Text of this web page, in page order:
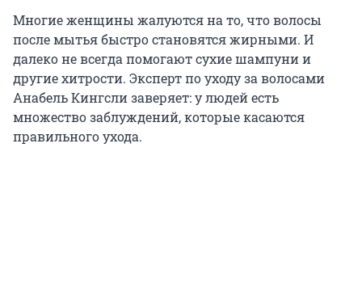
Многие женщины жалуются на то, что волосы
после мытья быстро становятся жирными. И
далеко не всегда помогают сухие шампуни и
другие хитрости. Эксперт по уходу за волосами
Анабель Кингсли заверяет: у людей есть
множество заблуждений, которые касаются
правильного ухода.